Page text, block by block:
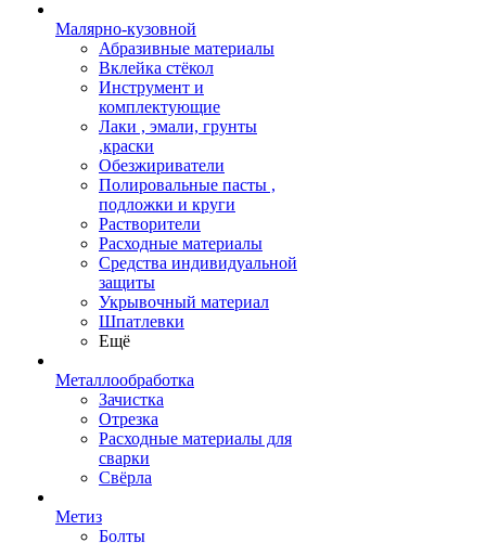
Малярно-кузовной
Абразивные материалы
Вклейка стёкол
Инструмент и
комплектующие
Лаки , эмали, грунты
,краски
Обезжириватели
Полировальные пасты ,
подложки и круги
Растворители
Расходные материалы
Средства индивидуальной
защиты
Укрывочный материал
Шпатлевки
Ещё
Металлообработка
Зачистка
Отрезка
Расходные материалы для
сварки
Свёрла
Метиз
Болты